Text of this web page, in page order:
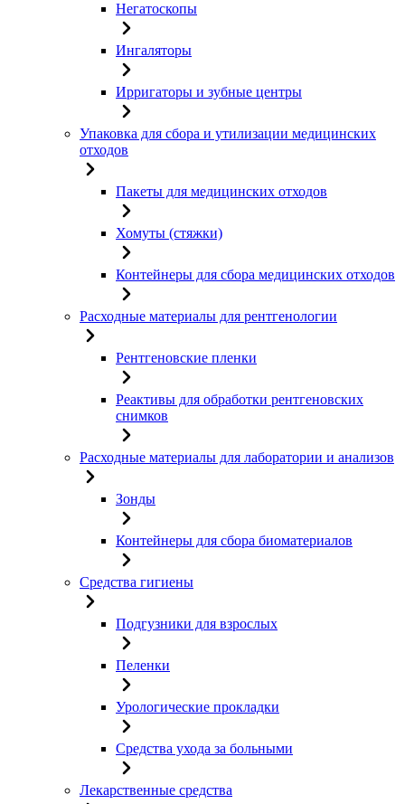
Негатоскопы
Ингаляторы
Ирригаторы и зубные центры
Упаковка для сбора и утилизации медицинских
отходов
Пакеты для медицинских отходов
Хомуты (стяжки)
Контейнеры для сбора медицинских отходов
Расходные материалы для рентгенологии
Рентгеновские пленки
Реактивы для обработки рентгеновских
снимков
Расходные материалы для лаборатории и анализов
Зонды
Контейнеры для сбора биоматериалов
Средства гигиены
Подгузники для взрослых
Пеленки
Урологические прокладки
Средства ухода за больными
Лекарственные средства